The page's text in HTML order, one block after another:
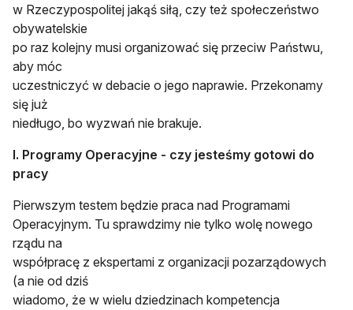
w Rzeczypospolitej jakąś siłą, czy też społeczeństwo
obywatelskie
po raz kolejny musi organizować się przeciw Państwu,
aby móc
uczestniczyć w debacie o jego naprawie. Przekonamy
się już
niedługo, bo wyzwań nie brakuje.
I. Programy Operacyjne - czy jesteśmy gotowi do
pracy
Pierwszym testem będzie praca nad Programami
Operacyjnym. Tu sprawdzimy nie tylko wolę nowego
rządu na
współpracę z ekspertami z organizacji pozarządowych
(a nie od dziś
wiadomo, że w wielu dziedzinach kompetencja